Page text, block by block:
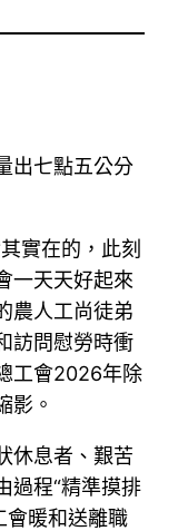
出七點五公分
實在的，此刻
一天天好起來
農人工尚徒弟
訪問慰勞時衝
工會2026年除
影。
休息者、艱苦
過程“精準摸排
會暖和送離職